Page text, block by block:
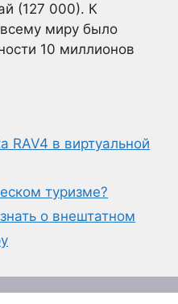
(127 000). К
миру было
10 миллионов
RAV4 в виртуальной
туризме?
о внештатном